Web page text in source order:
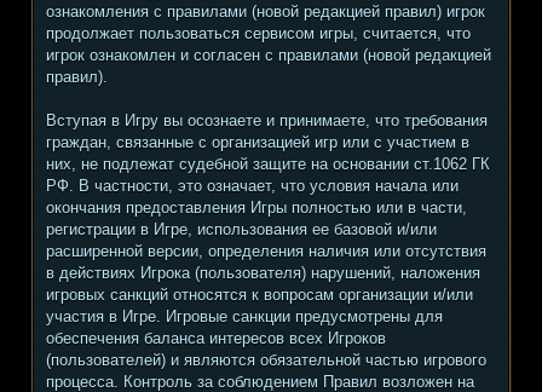
ознакомления с правилами (новой редакцией правил) игрок
продолжает пользоваться сервисом игры, считается, что
игрок ознакомлен и согласен с правилами (новой редакцией
правил).
Вступая в Игру вы осознаете и принимаете, что требования
граждан, связанные с организацией игр или с участием в
них, не подлежат судебной защите на основании ст.1062 ГК
РФ. В частности, это означает, что условия начала или
окончания предоставления Игры полностью или в части,
регистрации в Игре, использования ее базовой и/или
расширенной версии, определения наличия или отсутствия
в действиях Игрока (пользователя) нарушений, наложения
игровых санкций относятся к вопросам организации и/или
участия в Игре. Игровые санкции предусмотрены для
обеспечения баланса интересов всех Игроков
(пользователей) и являются обязательной частью игрового
процесса. Контроль за соблюдением Правил возложен на